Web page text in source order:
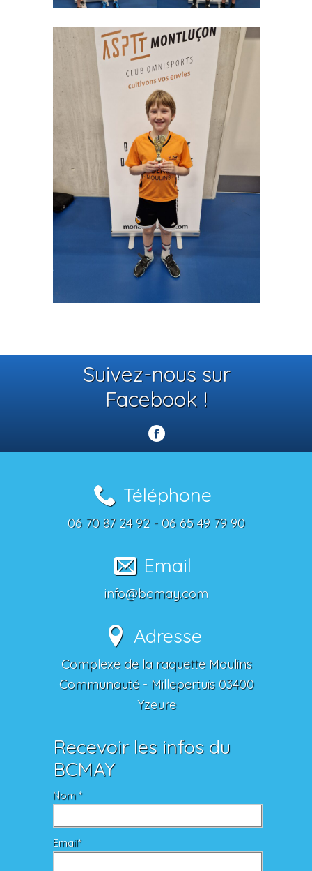
Suivez-nous sur
Facebook !
Téléphone
06 70 87 24 92 - 06 65 49 79 90
Email
info@bcmay.com
Adresse
Complexe de la raquette Moulins
Communauté - Millepertuis 03400
Yzeure
Recevoir les infos du
BCMAY
Nom *
Email*